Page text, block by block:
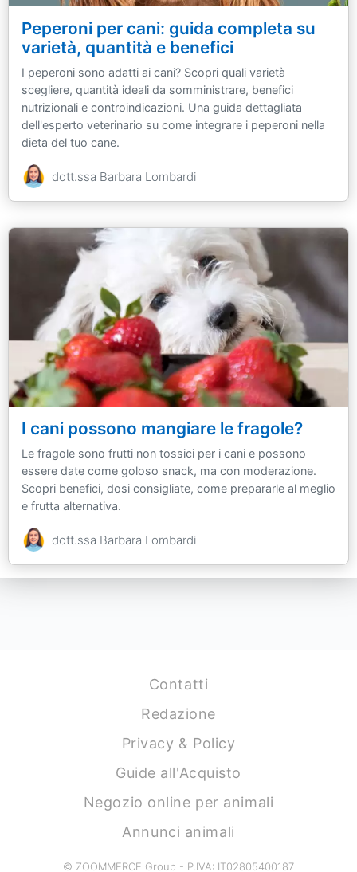
Peperoni per cani: guida completa su
varietà, quantità e benefici
I peperoni sono adatti ai cani? Scopri quali varietà
scegliere, quantità ideali da somministrare, benefici
nutrizionali e controindicazioni. Una guida dettagliata
dell'esperto veterinario su come integrare i peperoni nella
dieta del tuo cane.
dott.ssa Barbara Lombardi
I cani possono mangiare le fragole?
Le fragole sono frutti non tossici per i cani e possono
essere date come goloso snack, ma con moderazione.
Scopri benefici, dosi consigliate, come prepararle al meglio
e frutta alternativa.
dott.ssa Barbara Lombardi
Contatti
Redazione
Privacy & Policy
Guide all'Acquisto
Negozio online per animali
Annunci animali
© ZOOMMERCE Group - P.IVA: IT02805400187